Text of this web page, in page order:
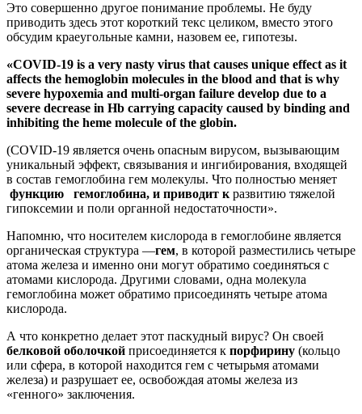
Это совершенно другое понимание проблемы. Не буду
приводить здесь этот короткий текс целиком, вместо этого
обсудим краеугольные камни, назовем ее, гипотезы.
«COVID-19 is a very nasty virus that causes unique effect as it
affects the hemoglobin molecules in the blood and that is why
severe hypoxemia and multi-organ failure develop due to a
severe decrease in Hb carrying capacity caused by binding and
inhibiting the heme molecule of the globin.
(COVID-19 является очень опасным вирусом, вызывающим
уникальный эффект, связывания и ингибирования, входящей
в состав гемоглобина гем молекулы. Что полностью меняет
функцию гемоглобина, и приводит к развитию тяжелой
гипоксемии и поли органной недостаточности».
Напомню, что носителем кислорода в гемоглобине является
органическая структура —гем, в которой разместились четыре
атома железа и именно они могут обратимо соединяться с
атомами кислорода. Другими словами, одна молекула
гемоглобина может обратимо присоединять четыре атома
кислорода.
А что конкретно делает этот паскудный вирус? Он своей
белковой оболочкой присоединяется к порфирину (кольцо
или сфера, в которой находится гем с четырьмя атомами
железа) и разрушает ее, освобождая атомы железа из
«генного» заключения.